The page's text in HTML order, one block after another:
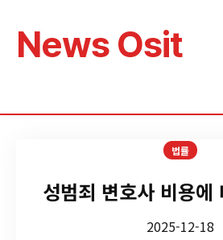
News Osit
법률
성범죄 변호사 비용에
2025-12-18